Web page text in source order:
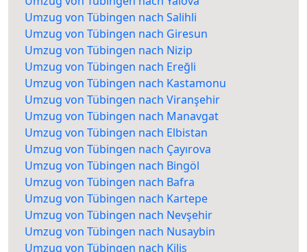
Umzug von Tübingen nach Salihli
Umzug von Tübingen nach Giresun
Umzug von Tübingen nach Nizip
Umzug von Tübingen nach Ereğli
Umzug von Tübingen nach Kastamonu
Umzug von Tübingen nach Viranşehir
Umzug von Tübingen nach Manavgat
Umzug von Tübingen nach Elbistan
Umzug von Tübingen nach Çayırova
Umzug von Tübingen nach Bingöl
Umzug von Tübingen nach Bafra
Umzug von Tübingen nach Kartepe
Umzug von Tübingen nach Nevşehir
Umzug von Tübingen nach Nusaybin
Umzug von Tübingen nach Kilis